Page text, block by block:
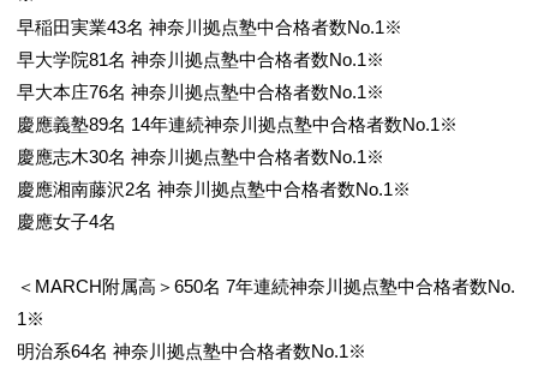
早稲田実業43名 神奈川拠点塾中合格者数No.1※
早大学院81名 神奈川拠点塾中合格者数No.1※
早大本庄76名 神奈川拠点塾中合格者数No.1※
慶應義塾89名 14年連続神奈川拠点塾中合格者数No.1※
慶應志木30名 神奈川拠点塾中合格者数No.1※
慶應湘南藤沢2名 神奈川拠点塾中合格者数No.1※
慶應女子4名
＜MARCH附属高＞650名 7年連続神奈川拠点塾中合格者数No.
1※
明治系64名 神奈川拠点塾中合格者数No.1※